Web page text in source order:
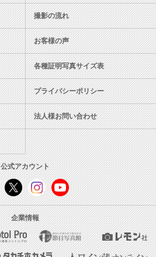
撮影の流れ
お客様の声
各種証明写真サイズ表
プライバシーポリシー
法人様お問い合わせ
公式アカウント
企業情報